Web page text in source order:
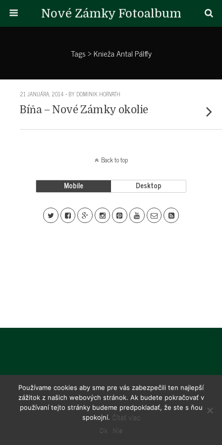
Nové Zámky Fotoalbum
Tags › Knieža Antal Pálffy
21 JANUÁRA, 2014 • BY DOMINIK HORVATH
Bíňa – Nové Zámky okolie
Back to top
Mobile Desktop
Používame cookies aby sme pre vás zabezpečili ten najlepší
zážitok z našich webových stránok. Ak budete pokračovať v
používaní tejto stránky budeme predpokladať, že ste s ňou
spokojní. Čítať viac
Ok
Nie